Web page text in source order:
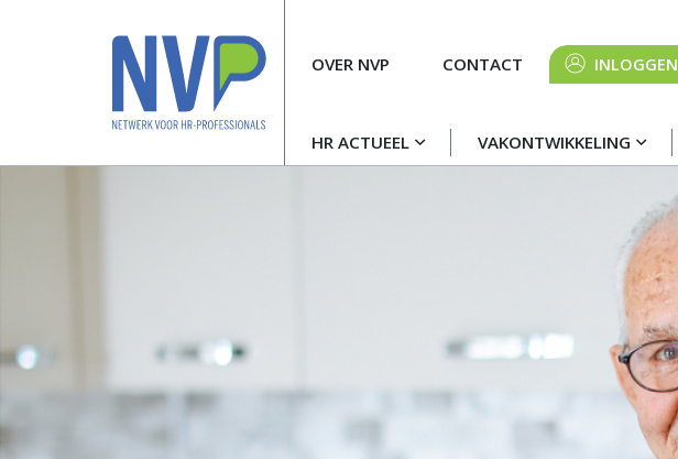
Hoofdnavigatie
HR ACTUEEL VAKONTWIKKELING
MetaOVER NVP CONTACT INLOGGEN